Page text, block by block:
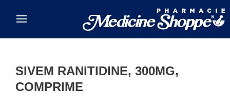
SIVEM RANITIDINE, 300MG,
COMPRIME